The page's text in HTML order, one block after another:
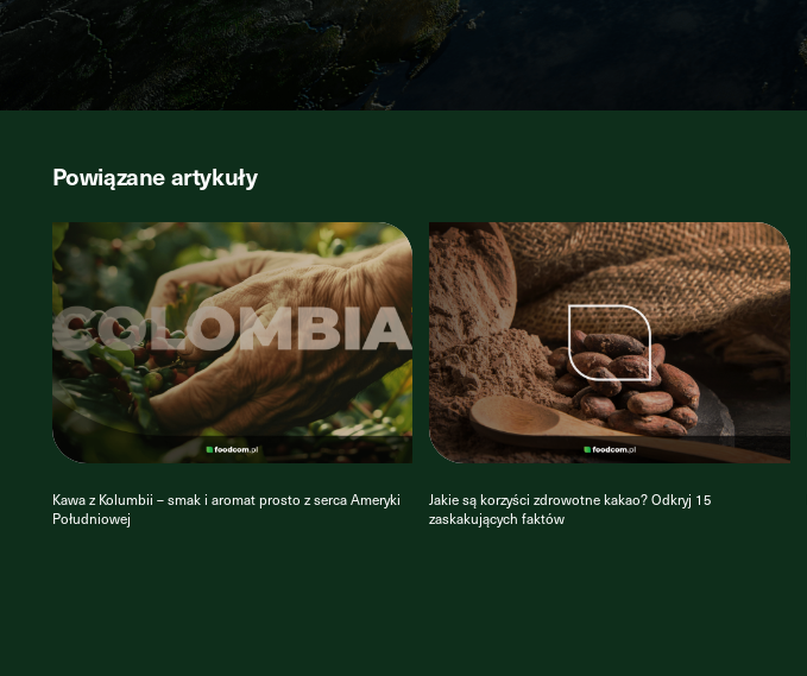
Powiązane artykuły
Kawa z Kolumbii – smak i aromat prosto z serca Ameryki
Południowej
Jakie są korzyści zdrowotne kakao? Odkryj 15
zaskakujących faktów